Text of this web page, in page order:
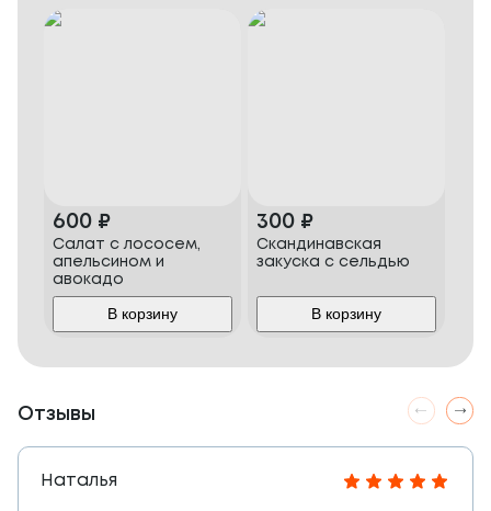
600 ₽
Салат с лососем,
апельсином и
авокадо
В корзину
300 ₽
Скандинавская
закуска с сельдью
В корзину
Отзывы
Наталья